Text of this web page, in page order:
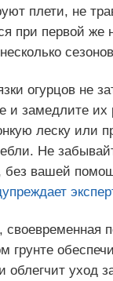
плети, не
при первой же
огурцов не
и замедлите их
леску или
Не
без вашей
грунте
облегчит уход